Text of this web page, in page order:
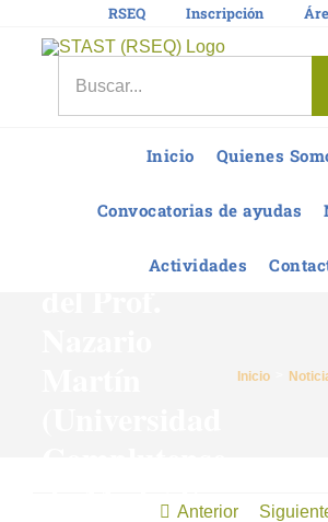
RSEQ Inscripción
Inicio Quienes
Convocatorias de ayudas
Actividades
Conferencia
de Madrid)
Inicio
Anterior